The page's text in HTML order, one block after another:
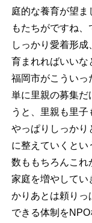
庭的な養育が望
もたちがですね
しっかり愛着形
育まれればいいな
福岡市がこういっ
単に里親の募集だ
うと、里親も里子
やっぱりしっかり
に整えていくとい
数ももちろんこれ
家庭を増やしてい
かりあとは頼りっ
できる体制を